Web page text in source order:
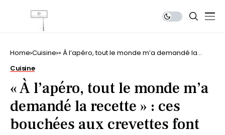
Home Cuisine « À l’apéro, tout le monde m’a demandé la
Cuisine
« À l’apéro, tout le monde m’a
demandé la recette » : ces
bouchées aux crevettes font